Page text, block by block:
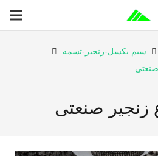
سیم بکسل-زنجیر-تسمه
صنعتی
زنجیر صنعتی